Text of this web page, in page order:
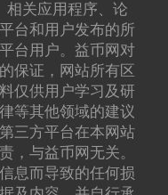
相关应用程序、论
台和用户发布的所
台用户。益币网对
保证，网站所有区
仅供用户学习及研
等其他领域的建议
三方平台在本网站
，与益币网无关。
息而导致的任何损